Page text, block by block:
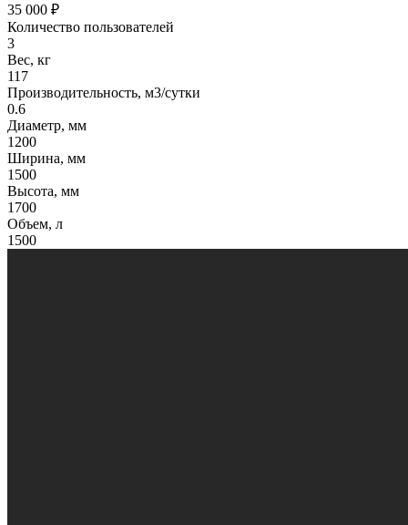
35 000 ₽
Количество пользователей
3
Вес, кг
117
Производительность, м3/сутки
0.6
Диаметр, мм
1200
Ширина, мм
1500
Высота, мм
1700
Объем, л
1500